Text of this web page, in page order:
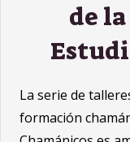
de
La serie de
formación